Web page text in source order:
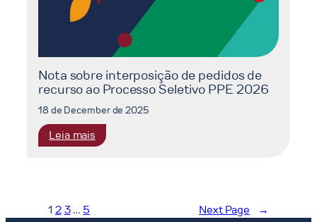
Processo
Seletivo
2026
Nota sobre interposição de pedidos de
recurso ao Processo Seletivo PPE 2026
18 de December de 2025
Leia mais
Nota
1 23… 5 Next Page →